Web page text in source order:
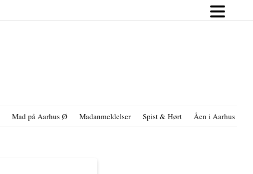
Mad på Aarhus Ø Madanmeldelser Spist & Hørt Åen i Aarhus